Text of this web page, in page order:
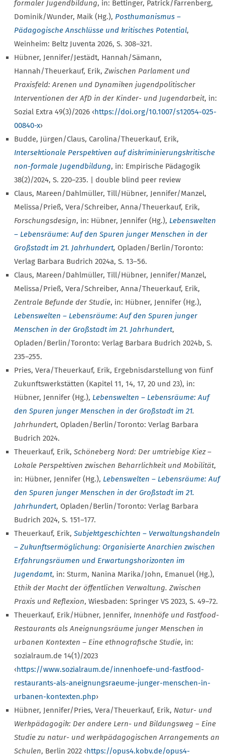
formaler Jugendbildung, in: Bettinger, Patrick/Farrenberg,
Dominik/Wunder, Maik (Hg.), Posthumanismus –
Pädagogische Anschlüsse und kritisches Potential,
Weinheim: Beltz Juventa 2026, S. 308–321.
Hübner, Jennifer/Jestädt, Hannah/Sämann,
Hannah/Theuerkauf, Erik, Zwischen Parlament und
Praxisfeld: Arenen und Dynamiken jugendpolitischer
Interventionen der AfD in der Kinder- und Jugendarbeit, in:
Sozial Extra 49(3)/2026 ‹https://doi.org/10.1007/s12054-025-
00840-x›
Budde, Jürgen/Claus, Carolina/Theuerkauf, Erik,
Intersektionale Perspektiven auf diskriminierungskritische
non-formale Jugendbildung, in: Empirische Pädagogik
38(2)/2024, S. 220–235. | double blind peer review
Claus, Mareen/Dahlmüller, Till/Hübner, Jennifer/Manzel,
Melissa/Prieß, Vera/Schreiber, Anna/Theuerkauf, Erik,
Forschungsdesign, in: Hübner, Jennifer (Hg.), Lebenswelten
– Lebensräume: Auf den Spuren junger Menschen in der
Großstadt im 21. Jahrhundert, Opladen/Berlin/Toronto:
Verlag Barbara Budrich 2024a, S. 13–56.
Claus, Mareen/Dahlmüller, Till/Hübner, Jennifer/Manzel,
Melissa/Prieß, Vera/Schreiber, Anna/Theuerkauf, Erik,
Zentrale Befunde der Studie, in: Hübner, Jennifer (Hg.),
Lebenswelten – Lebensräume: Auf den Spuren junger
Menschen in der Großstadt im 21. Jahrhundert,
Opladen/Berlin/Toronto: Verlag Barbara Budrich 2024b, S.
235–255.
Pries, Vera/Theuerkauf, Erik, Ergebnisdarstellung von fünf
Zukunftswerkstätten (Kapitel 11, 14, 17, 20 und 23), in:
Hübner, Jennifer (Hg.), Lebenswelten – Lebensräume: Auf
den Spuren junger Menschen in der Großstadt im 21.
Jahrhundert, Opladen/Berlin/Toronto: Verlag Barbara
Budrich 2024.
Theuerkauf, Erik, Schöneberg Nord: Der umtriebige Kiez –
Lokale Perspektiven zwischen Beharrlichkeit und Mobilität,
in: Hübner, Jennifer (Hg.), Lebenswelten – Lebensräume: Auf
den Spuren junger Menschen in der Großstadt im 21.
Jahrhundert, Opladen/Berlin/Toronto: Verlag Barbara
Budrich 2024, S. 151–177.
Theuerkauf, Erik, Subjektgeschichten – Verwaltungshandeln
– Zukunftsermöglichung: Organisierte Anarchien zwischen
Erfahrungsräumen und Erwartungshorizonten im
Jugendamt, in: Sturm, Nanina Marika/John, Emanuel (Hg.),
Ethik der Macht der öffentlichen Verwaltung. Zwischen
Praxis und Reflexion, Wiesbaden: Springer VS 2023, S. 49–72.
Theuerkauf, Erik/Hübner, Jennifer, Innenhöfe und Fastfood-
Restaurants als Aneignungsräume junger Menschen in
urbanen Kontexten – Eine ethnografische Studie, in:
sozialraum.de 14(1)/2023
‹https://www.sozialraum.de/innenhoefe-und-fastfood-
restaurants-als-aneignungsraeume-junger-menschen-in-
urbanen-kontexten.php›
Hübner, Jennifer/Pries, Vera/Theuerkauf, Erik, Natur- und
Werkpädagogik: Der andere Lern- und Bildungsweg – Eine
Studie zu natur- und werkpädagogischen Arrangements an
Schulen, Berlin 2022 ‹https://opus4.kobv.de/opus4-